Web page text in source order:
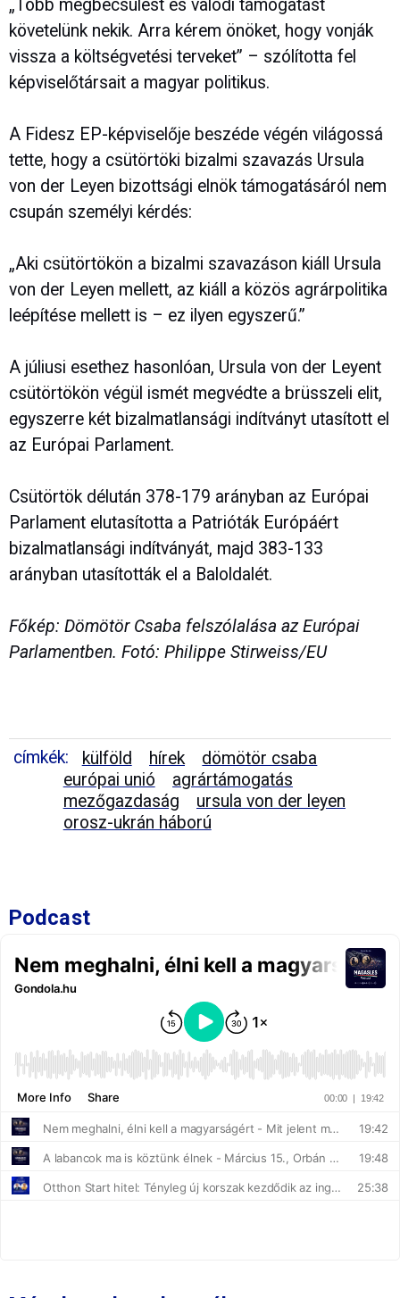
„Több megbecsülést és valódi támogatást
követelünk nekik. Arra kérem önöket, hogy vonják
vissza a költségvetési terveket” – szólította fel
képviselőtársait a magyar politikus.
A Fidesz EP-képviselője beszéde végén világossá
tette, hogy a csütörtöki bizalmi szavazás Ursula
von der Leyen bizottsági elnök támogatásáról nem
csupán személyi kérdés:
„Aki csütörtökön a bizalmi szavazáson kiáll Ursula
von der Leyen mellett, az kiáll a közös agrárpolitika
leépítése mellett is – ez ilyen egyszerű.”
A júliusi esethez hasonlóan, Ursula von der Leyent
csütörtökön végül ismét megvédte a brüsszeli elit,
egyszerre két bizalmatlansági indítványt utasított el
az Európai Parlament.
Csütörtök délután 378-179 arányban az Európai
Parlament elutasította a Patrióták Európáért
bizalmatlansági indítványát, majd 383-133
arányban utasították el a Baloldalét.
Főkép: Dömötör Csaba felszólalása az Európai
Parlamentben. Fotó: Philippe Stirweiss/EU
címkék: külföld hírek
dömötör csaba
európai unió
agrártámogatás
mezőgazdaság
ursula von der leyen
orosz-ukrán háború
Podcast